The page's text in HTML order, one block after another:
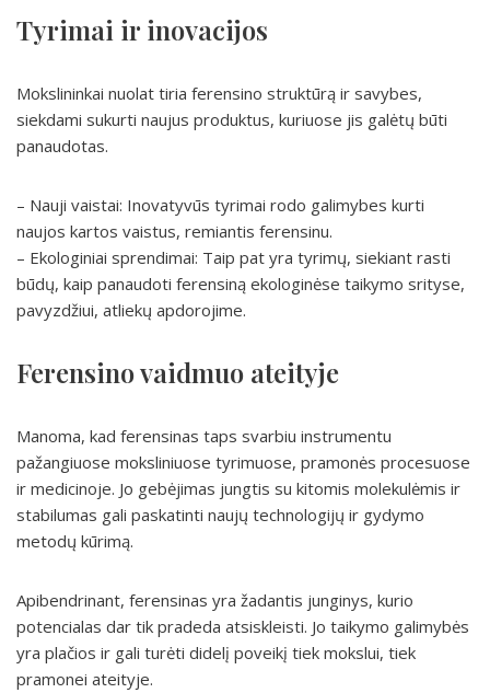
Tyrimai ir inovacijos
Mokslininkai nuolat tiria ferensino struktūrą ir savybes,
siekdami sukurti naujus produktus, kuriuose jis galėtų būti
panaudotas.
– Nauji vaistai: Inovatyvūs tyrimai rodo galimybes kurti
naujos kartos vaistus, remiantis ferensinu.
– Ekologiniai sprendimai: Taip pat yra tyrimų, siekiant rasti
būdų, kaip panaudoti ferensiną ekologinėse taikymo srityse,
pavyzdžiui, atliekų apdorojime.
Ferensino vaidmuo ateityje
Manoma, kad ferensinas taps svarbiu instrumentu
pažangiuose moksliniuose tyrimuose, pramonės procesuose
ir medicinoje. Jo gebėjimas jungtis su kitomis molekulėmis ir
stabilumas gali paskatinti naujų technologijų ir gydymo
metodų kūrimą.
Apibendrinant, ferensinas yra žadantis junginys, kurio
potencialas dar tik pradeda atsiskleisti. Jo taikymo galimybės
yra plačios ir gali turėti didelį poveikį tiek mokslui, tiek
pramonei ateityje.